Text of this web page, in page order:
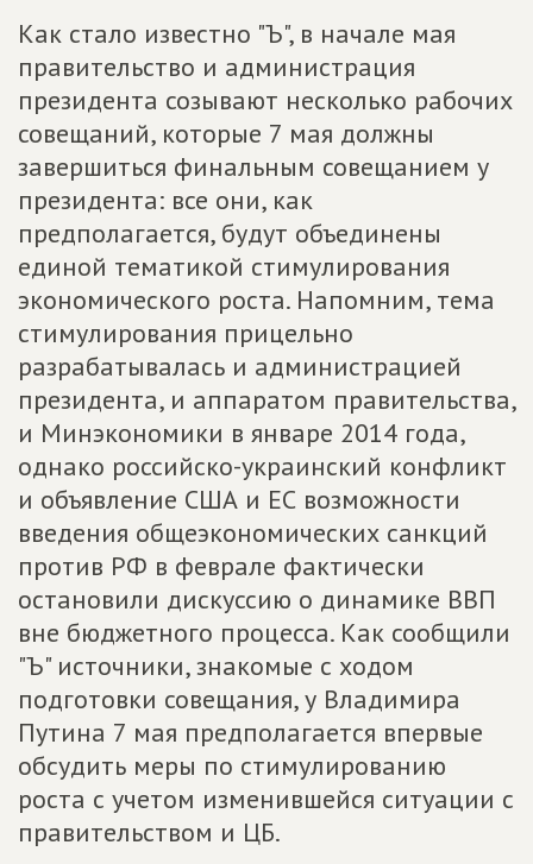
Как стало известно "Ъ", в начале мая
правительство и администрация
президента созывают несколько рабочих
совещаний, которые 7 мая должны
завершиться финальным совещанием у
президента: все они, как
предполагается, будут объединены
единой тематикой стимулирования
экономического роста. Напомним, тема
стимулирования прицельно
разрабатывалась и администрацией
президента, и аппаратом правительства,
и Минэкономики в январе 2014 года,
однако российско-украинский конфликт
и объявление США и ЕС возможности
введения общеэкономических санкций
против РФ в феврале фактически
остановили дискуссию о динамике ВВП
вне бюджетного процесса. Как сообщили
"Ъ" источники, знакомые с ходом
подготовки совещания, у Владимира
Путина 7 мая предполагается впервые
обсудить меры по стимулированию
роста с учетом изменившейся ситуации с
правительством и ЦБ.